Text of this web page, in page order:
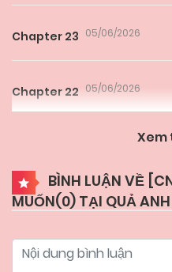
Chapter 23 05/06/2026
Chapter 22 05/06/2026
Chapter 20 25/05/2026
Chapter 19 25/05/2026
Xem
BÌNH LUẬN VỀ
MUỐN(0) TẠI QUẢ